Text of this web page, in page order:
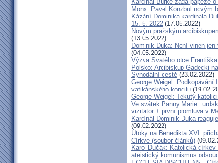
Kardinál Burke žádá papeže
Mons. Pavel Konzbul novým
Kázání Dominika kardinála
15. 5. 2022 (17.05.2022)
Novým pražským
(13.05.2022)
Dominik Duka: Není vinen
(04.05.2022)
Výzva Svatého otce
Polsko: Arcibiskup Gadecki
Synodální cestě (23.02.2022)
George Weigel: Podkopávání
vatikánského koncilu
George Weigel: Tekutý
Ve svátek Panny Marie
vizitátor + první promluva v
Kardinál Dominik Duka
(09.02.2022)
Útoky na Benedikta XVI.
Církve (soubor článků)
Karol Dučák: Katolická církev
ateistický komunismus